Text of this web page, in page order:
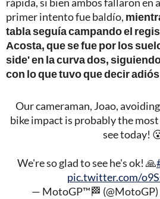
primer intento fue baldío,
tabla seguía campando el
Acosta, que se fue por los
side' en la curva dos,
con lo que tuvo que decir
Our cameraman, Joao, avoiding
bike impact is probably the
see today!
We're so glad to see he's ok! 🙏
pic.twitter.com/
— MotoGP™🏁 (@MotoGP)